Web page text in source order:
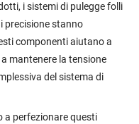
i sistemi di pulegge folli
precisione stanno
componenti aiutano a
mantenere la tensione
del sistema di
a perfezionare questi